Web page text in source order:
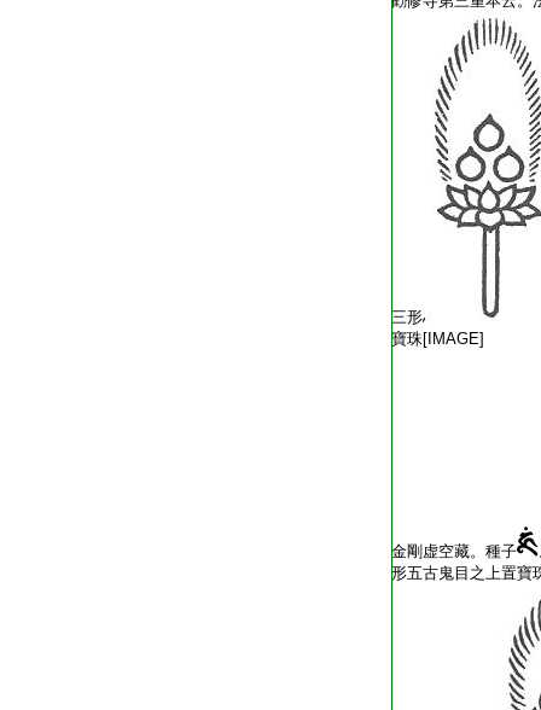
三形
寶珠[IMAGE]
金剛虚空藏。種子
形五古鬼目之上置寶